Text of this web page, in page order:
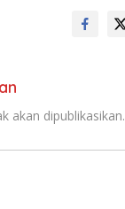
akan dipublikasikan.